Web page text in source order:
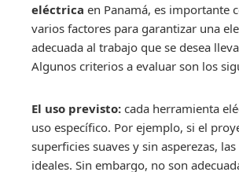
eléctrica en Panamá, es importante
varios factores para garantizar una
adecuada al trabajo que se desea
Algunos criterios a evaluar son los
El uso previsto: cada herramienta
uso específico. Por ejemplo, si el
superficies suaves y sin asperezas,
ideales. Sin embargo, no son